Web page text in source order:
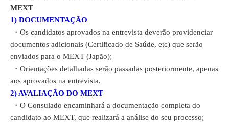
MEXT
1) DOCUMENTAÇÃO
・ Os candidatos aprovados na entrevista deverão providenciar
documentos adicionais (Certificado de Saúde, etc) que serão
enviados para o MEXT (Japão);
・ Orientações detalhadas serão passadas posteriormente, apenas
aos aprovados na entrevista.
2) AVALIAÇÃO DO MEXT
・ O Consulado encaminhará a documentação completa do
candidato ao MEXT, que realizará a análise do seu processo;